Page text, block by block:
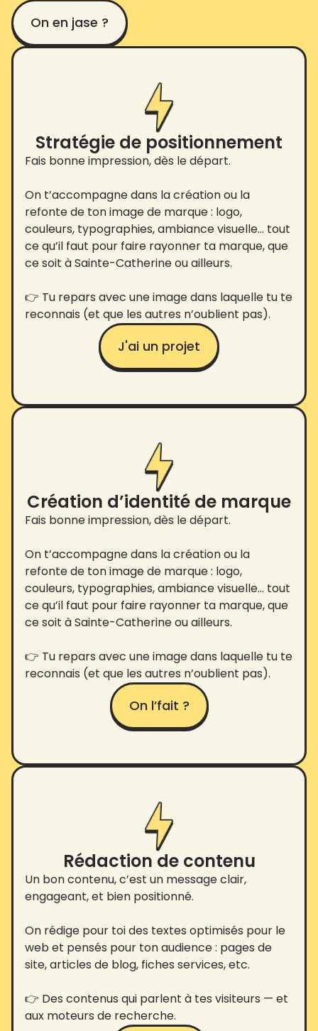
On en jase ?
Stratégie de positionnement
Fais bonne impression, dès le départ.
On t’accompagne dans la création ou la
refonte de ton image de marque : logo,
couleurs, typographies, ambiance visuelle… tout
ce qu’il faut pour faire rayonner ta marque, que
ce soit à Sainte-Catherine ou ailleurs.
👉 Tu repars avec une image dans laquelle tu te
reconnais (et que les autres n’oublient pas).
J'ai un projet
Création d’identité de marque
Fais bonne impression, dès le départ.
On t’accompagne dans la création ou la
refonte de ton image de marque : logo,
couleurs, typographies, ambiance visuelle… tout
ce qu’il faut pour faire rayonner ta marque, que
ce soit à Sainte-Catherine ou ailleurs.
👉 Tu repars avec une image dans laquelle tu te
reconnais (et que les autres n’oublient pas).
On l’fait ?
Rédaction de contenu
Un bon contenu, c’est un message clair,
engageant, et bien positionné.
On rédige pour toi des textes optimisés pour le
web et pensés pour ton audience : pages de
site, articles de blog, fiches services, etc.
👉 Des contenus qui parlent à tes visiteurs — et
aux moteurs de recherche.